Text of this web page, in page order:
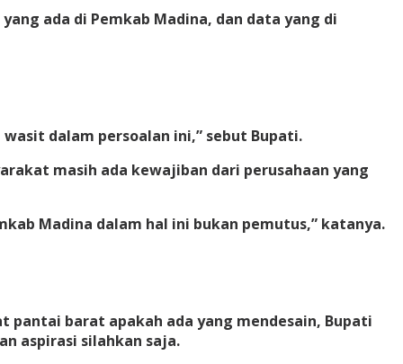
ada di Pemkab Madina, dan data yang di
dalam persoalan ini,” sebut Bupati.
masih ada kewajiban dari perusahaan yang
Madina dalam hal ini bukan pemutus,” katanya.
barat apakah ada yang mendesain, Bupati
aspirasi silahkan saja.